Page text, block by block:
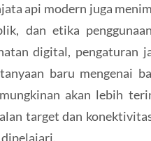
api modern juga
dan etika
digital, pengaturan
baru mengenai
akan lebih
target dan